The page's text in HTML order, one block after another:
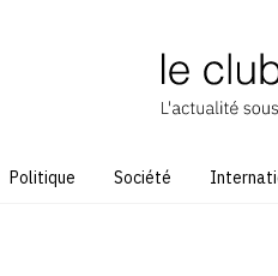
Politique Société